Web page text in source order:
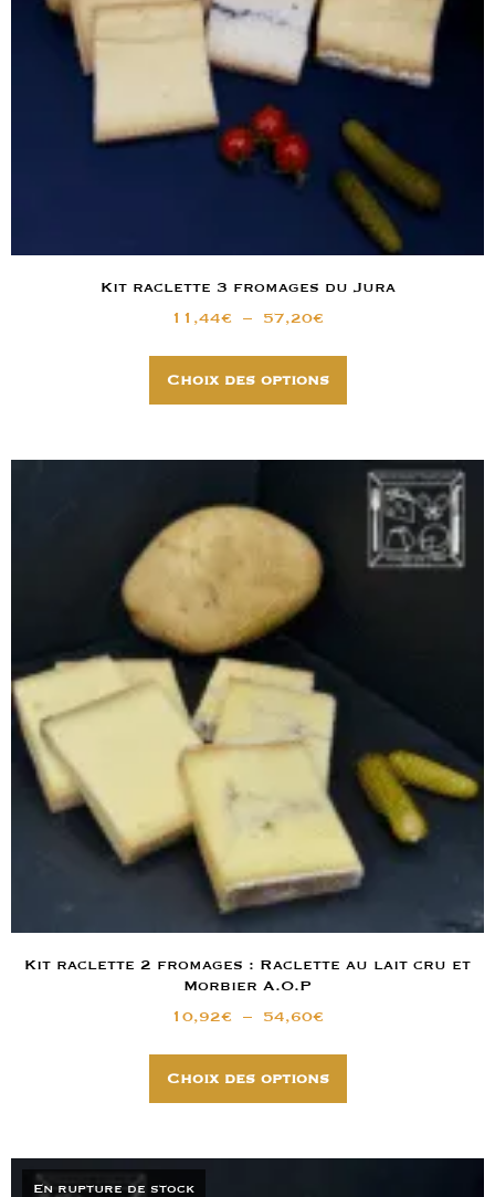
Kit raclette 3 fromages du Jura
11,44€ – 57,20€
Choix des options
Kit raclette 2 fromages : Raclette au lait cru et
Morbier A.O.P
10,92€ – 54,60€
Choix des options
En rupture de stock